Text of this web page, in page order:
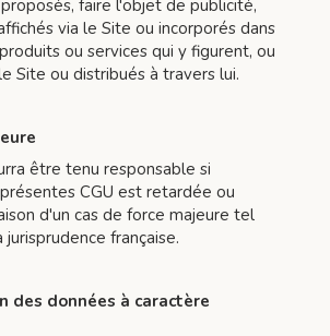
faire l'objet de publicité,
via le Site ou incorporés dans
ou services qui y figurent, ou
Site ou distribués à travers lui.
être tenu responsable si
CGU est retardée ou
d'un cas de force majeure tel
française.
des données à caractère